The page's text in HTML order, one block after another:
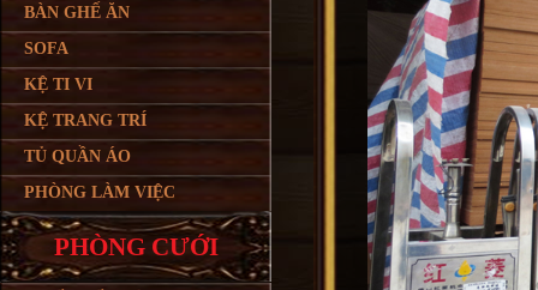
BÀN GHẾ ĂN
SOFA
KỆ TI VI
KỆ TRANG TRÍ
TỦ QUẦN ÁO
PHÒNG LÀM VIỆC
PHÒNG CƯỚI